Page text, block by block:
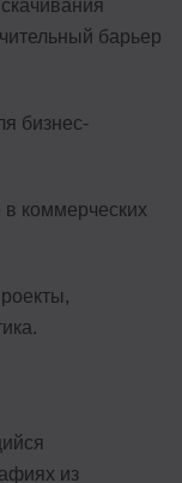
барьер
бизнес-
коммерческих
из